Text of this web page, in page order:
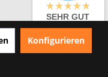
Konfigurieren
SEHR GUT
aus 28 Bewertungen
bei: shopauskunft.de,